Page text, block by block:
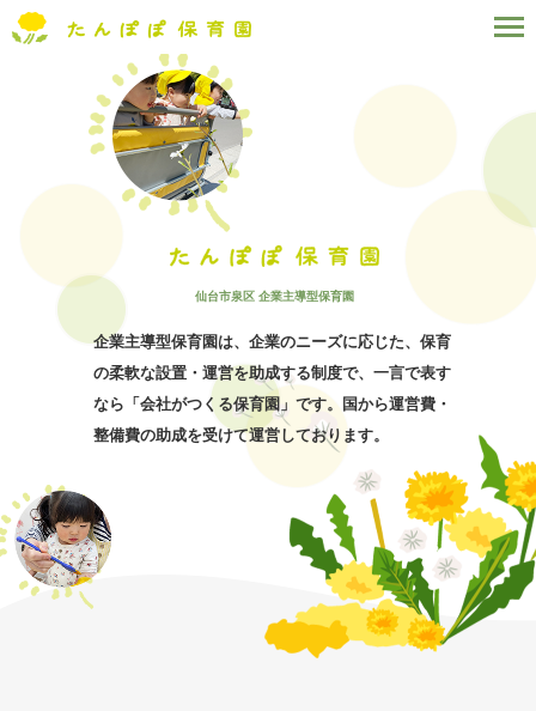
たんぽぽ保育園 TOP
病児保育
ポジティブキッズ
一時預かり保育【受付中】
資料請求お問い合わせ
仙台市泉区 企業主導型保育園
企業主導型保育園は、企業のニーズに応じた、保育
の柔軟な設置・運営を助成する制度で、一言で表す
なら「会社がつくる保育園」です。国から運営費・
整備費の助成を受けて運営しております。